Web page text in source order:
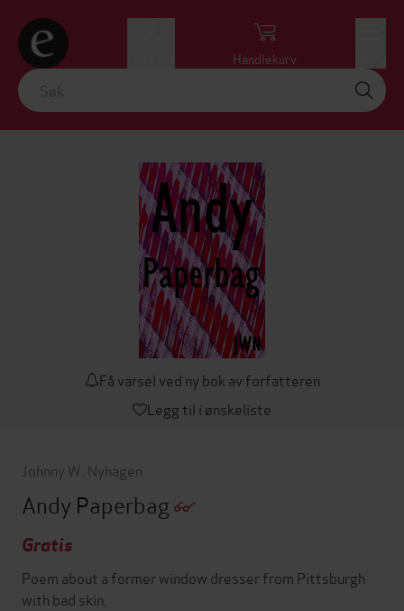
Handlekurv
Få varsel ved ny bok av forfatteren
Legg til i ønskeliste
Johnny W. Nyhagen
Andy Paperbag
Gratis
Poem about a former window dresser from Pittsburgh
with bad skin.